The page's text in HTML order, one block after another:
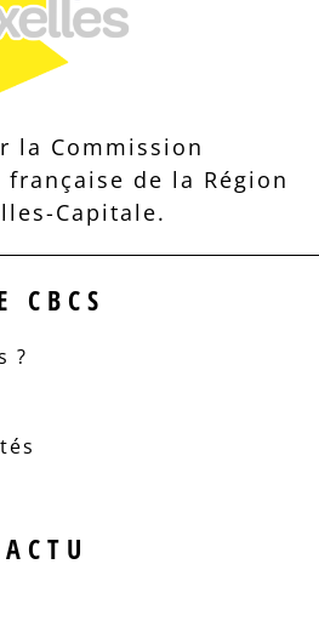
la Commission
de la Région
Capitale.
CBCS
?
ACTU